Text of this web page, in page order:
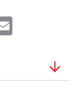
Email